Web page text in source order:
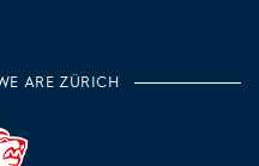
ARE ZÜRICH